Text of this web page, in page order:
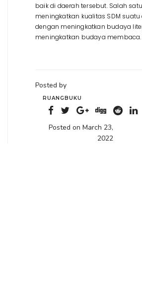
baik di daerah tersebut. Salah
meningkatkan kualitas SDM
dengan meningkatkan budaya
meningkatkan budaya membaca.
Posted by
RUANGBUKU
Posted on March 23,
2022